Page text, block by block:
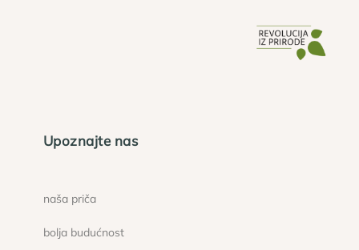
Upoznajte nas
naša priča
bolja budućnost